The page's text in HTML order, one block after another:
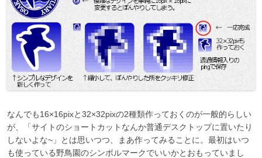
なんでも16×16pixと32×32pixの2種類作っておくのが一般的らしい
が、「サイトのショートカットなんか普通デスクトップに置いたり
しないよな~」とは思いつつ、まあ作ってみることに。最初はいつ
も使っている野鳥園のシンボルマークでいいかとおもっていまし